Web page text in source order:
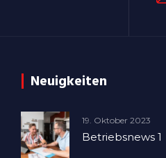
Neuigkeiten
19. Oktober 2023
Betriebsnews 1